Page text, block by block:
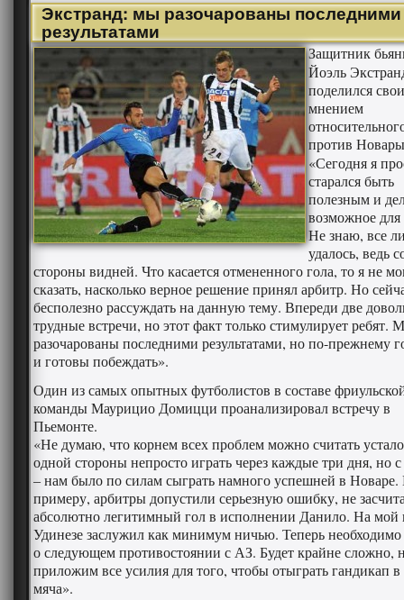
Экстранд: мы разочарованы последними
результатами
Защитник
Йоэль
поделился
мнением
против
«Сегодня я
старался быть
полезным и
возможное для
Не знаю, все
удалось, ведь
стороны видней. Что касается отмененного гола, то я не
сказать, насколько верное решение принял арбитр. Но
бесполезно рассуждать на данную тему. Впереди две
трудные встречи, но этот факт только стимулирует ребят.
разочарованы последними результатами, но по-прежнему
и готовы побеждать».
Один из самых опытных футболистов в составе
команды Маурицио Домицци проанализировал встречу в
Пьемонте.
«Не думаю, что корнем всех проблем можно считать
одной стороны непросто играть через каждые три дня, но
– нам было по силам сыграть намного успешней в
примеру, арбитры допустили серьезную ошибку, не
абсолютно легитимный гол в исполнении Данило. На мой
Удинезе заслужил как минимум ничью. Теперь необходимо
о следующем противостоянии с АЗ. Будет крайне сложно,
приложим все усилия для того, чтобы отыграть гандикап в
мяча».